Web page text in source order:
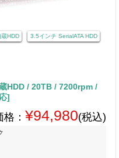
蔵HDD 3.5インチ SerialATA HDD
HDD / 20TB / 7200rpm /
]
： ¥94,980(税込)